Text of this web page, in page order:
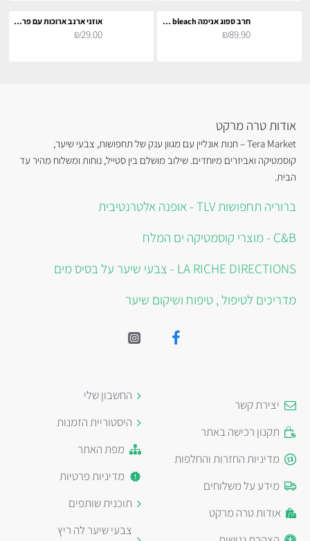
חרב ספוג אנימה bleach לתחפושת וקוספליי
₪89.90
אוזני ארנב ארוכות עם פרווה 30 סמ
₪29.00
אודות טרה מרקט
Tera Market – חנות אונליין עם מגוון ענק של תחפושות, צבעי שיער,
קוסמטיקה ואביזרים מיוחדים. שילוב מושלם בין סטייל, נוחות ומשלוח מהיר עד
הבית.
ברוריה תחפושות TLV - אופנה אלטרנטיבית
C&B - מוצרי קוסמטיקה ים המלח
LA RICHE DIRECTIONS - צבעי שיער על בסיס מים
מדריכים לטיפול , טיפוח ושיקום שיער
יצירת קשר
תקנון רכישה באתר
מדיניות החזרות והחלפות
מידע על משלוחים
אודות טרה מרקט
החשבון שלי
היסטוריית הזמנות
מפת האתר
מדיניות פרטיות
תוכנית שותפים
צבעי שיער לה ריץ